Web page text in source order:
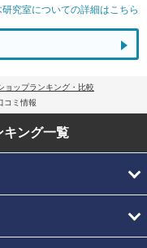
究室についての詳細はこちら
ョップランキング・比較
コミ情報
キング一覧